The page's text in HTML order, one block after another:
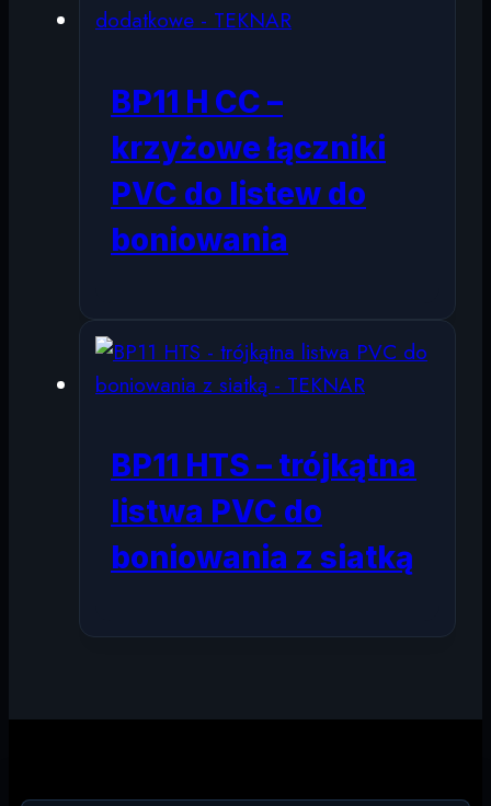
BP11 H CC –
krzyżowe łączniki
PVC do listew do
boniowania
BP11 HTS – trójkątna
listwa PVC do
boniowania z siatką